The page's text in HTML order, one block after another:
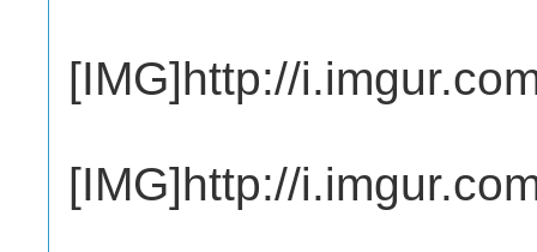
[IMG]http://
[IMG]http://